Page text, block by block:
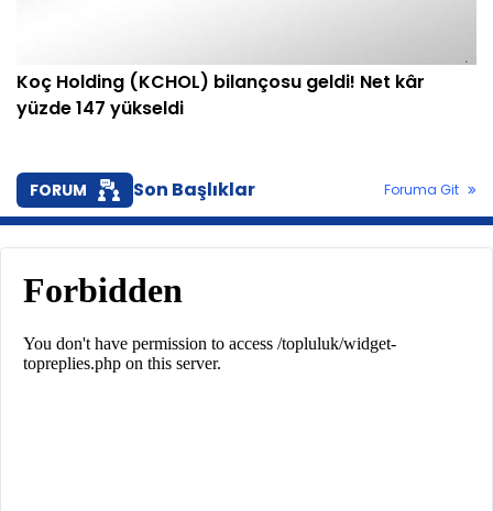
Koç Holding (KCHOL) bilançosu geldi! Net kâr
yüzde 147 yükseldi
FORUM Son Başlıklar Foruma Git